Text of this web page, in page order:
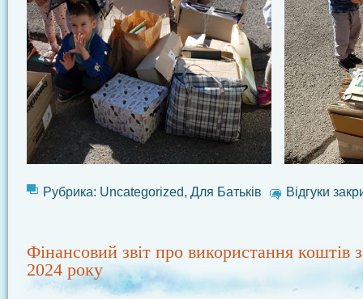
Рубрика: Uncategorized, Для Батьків Відгуки
Фінансовий звіт про використання коштів
2024 року